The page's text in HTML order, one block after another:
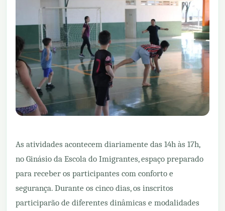
As atividades acontecem diariamente das 14h às 17h,
no Ginásio da Escola do Imigrantes, espaço preparado
para receber os participantes com conforto e
segurança. Durante os cinco dias, os inscritos
participarão de diferentes dinâmicas e modalidades